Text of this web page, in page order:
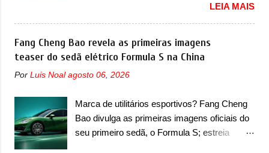
novo motor elétrico. Chamado de ’16 em 1’,
também chamado de Thunder, ele apresenta
uma melhoria de eficiência térmica e integra
12 elementos de hardware. Entre eles, motor
elétrico, controlador de motor, redutor,
LBMS, VCU, TMS, controle ativo de pré-
carga e gateway de domínio de energia. Há
mais quatro recursos de software como
revelou as primeiras imagens teaser de uma
mudança visual para um dos seus menores
sedãs elétricos na China, pertencente à linha
Ocean. Trata-se do Seal 06 EV, lançado no
de um ano. O modelo agora passará a ser
na traseira, que vão atualizá-los para a
identidade visual mais moderna da marca,
mas ainda sem motivos para que essa
LEIA MAIS
Fang Cheng Bao revela as primeiras imagens
teaser do sedã elétrico Formula S na China
Por Luis Noal agosto 06, 2026
Marca de utilitários esportivos? Fang Cheng
Bao divulga as primeiras imagens oficiais do
seu primeiro sedã, o Formula S; estreia